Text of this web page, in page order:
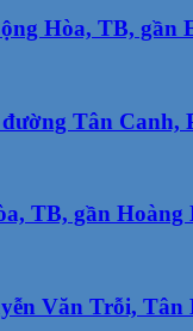
Hòa, TB, gần
Tân Canh,
TB, gần
Văn Trỗi, Tân